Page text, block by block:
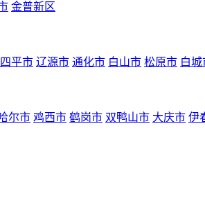
金普新区
四平市 辽源市 通化市 白山市 松原市 白城
尔市 鸡西市 鹤岗市 双鸭山市 大庆市 伊